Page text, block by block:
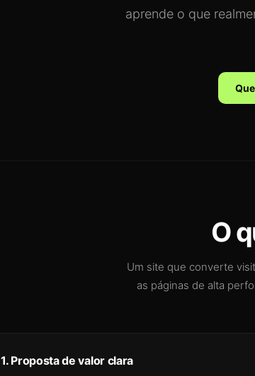
aprende o que
O
Um site que converte
as páginas de alta
1. Proposta de valor clara